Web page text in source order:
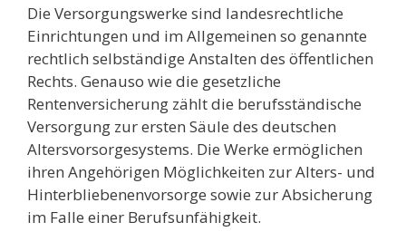
Die Versorgungswerke sind landesrechtliche
Einrichtungen und im Allgemeinen so genannte
rechtlich selbständige Anstalten des öffentlichen
Rechts. Genauso wie die gesetzliche
Rentenversicherung zählt die berufsständische
Versorgung zur ersten Säule des deutschen
Altersvorsorgesystems. Die Werke ermöglichen
ihren Angehörigen Möglichkeiten zur Alters- und
Hinterbliebenenvorsorge sowie zur Absicherung
im Falle einer Berufsunfähigkeit.